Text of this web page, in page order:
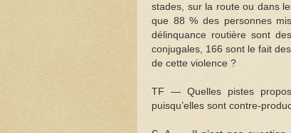
stades, sur la route ou dans
que 88 % des personnes
délinquance routière sont
conjugales, 166 sont le fait
de cette violence ?
TF — Quelles pistes
puisqu’elles sont contre-